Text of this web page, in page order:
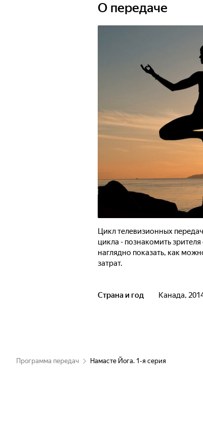
О передаче
Цикл телевизионных
цикла - познакомить
наглядно показать, как
затрат.
Страна и год Канада,
Программа передач Намасте Йога. 1-я серия